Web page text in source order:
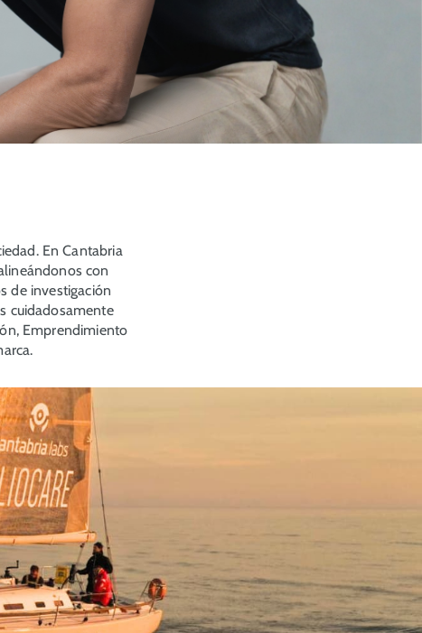
En Cantabria
con
de investigación
cuidadosamente
Emprendimiento